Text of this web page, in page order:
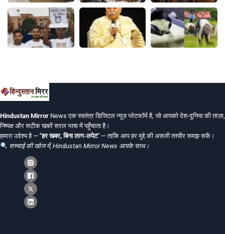
Hindustan Mirror News एक स्वतंत्र डिजिटल न्यूज़ प्लेटफॉर्म है, जो आपको देश-दुनिया की ताज़ा,
निष्पक्ष और सटीक खबरें सरल भाषा में पहुँचाता है।
हमारा उद्देश्य है — "हर खबर, बिना लाग-लपेट" — ताकि आप हर मुद्दे की असली तस्वीर समझ सकें।
सच्चाई की खोज में, Hindustan Mirror News आपके साथ।